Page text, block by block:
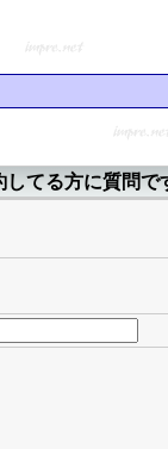
してる方に質問で